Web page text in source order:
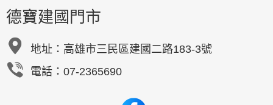
德寶建國門市
地址： 高雄市三民區建國二路183-3號
電話：07-2365690